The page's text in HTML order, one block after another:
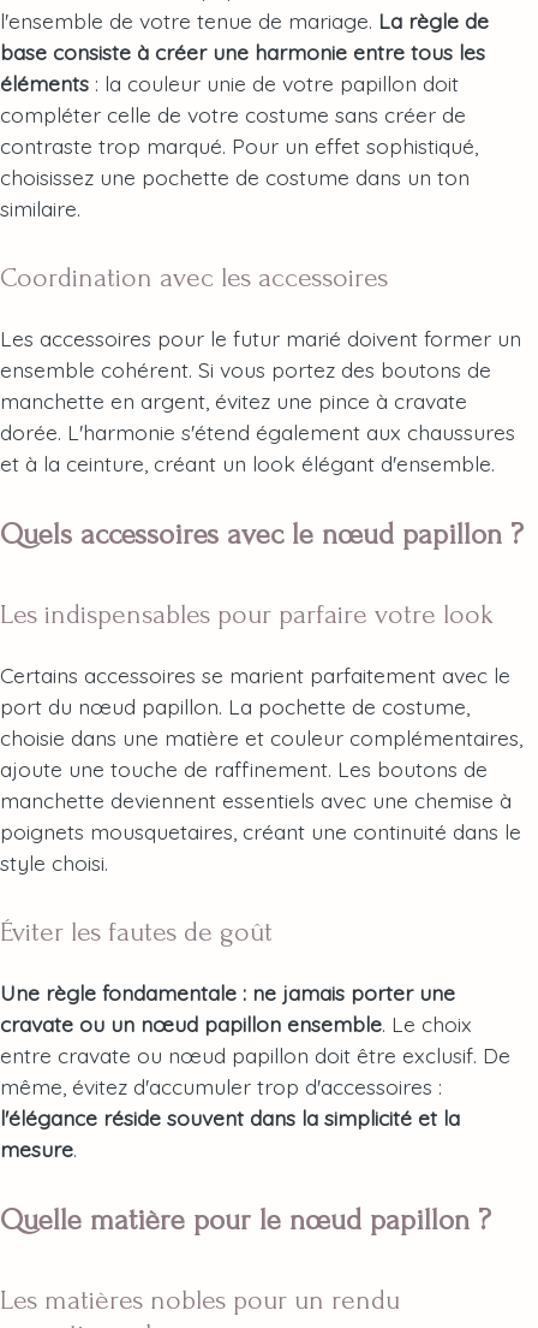
l'ensemble de votre tenue de mariage. La règle de
base consiste à créer une harmonie entre tous les
éléments : la couleur unie de votre papillon doit
compléter celle de votre costume sans créer de
contraste trop marqué. Pour un effet sophistiqué,
choisissez une pochette de costume dans un ton
similaire.
Coordination avec les accessoires
Les accessoires pour le futur marié doivent former un
ensemble cohérent. Si vous portez des boutons de
manchette en argent, évitez une pince à cravate
dorée. L'harmonie s'étend également aux chaussures
et à la ceinture, créant un look élégant d'ensemble.
Quels accessoires avec le nœud papillon ?
Les indispensables pour parfaire votre look
Certains accessoires se marient parfaitement avec le
port du nœud papillon. La pochette de costume,
choisie dans une matière et couleur complémentaires,
ajoute une touche de raffinement. Les boutons de
manchette deviennent essentiels avec une chemise à
poignets mousquetaires, créant une continuité dans le
style choisi.
Éviter les fautes de goût
Une règle fondamentale : ne jamais porter une
cravate ou un nœud papillon ensemble. Le choix
entre cravate ou nœud papillon doit être exclusif. De
même, évitez d'accumuler trop d'accessoires :
l'élégance réside souvent dans la simplicité et la
mesure.
Quelle matière pour le nœud papillon ?
Les matières nobles pour un rendu